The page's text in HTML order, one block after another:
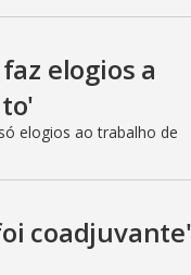
elogios a
elogios ao trabalho de
coadjuvante'